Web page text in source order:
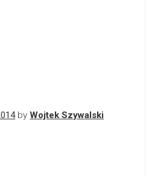
byWojtek Szywalski